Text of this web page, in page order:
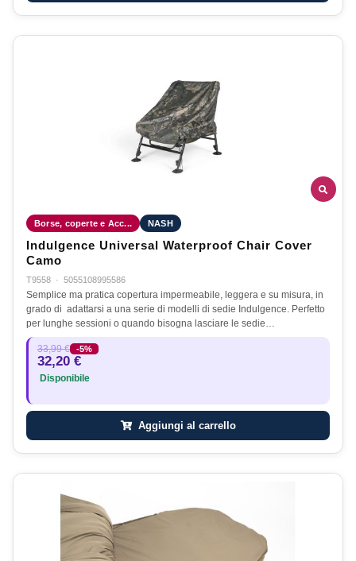
Borse, coperte e Acc... NASH
Indulgence Universal Waterproof Chair Cover
Camo
T9558 · 5055108995586
Semplice ma pratica copertura impermeabile, leggera e su misura, in
grado di adattarsi a una serie di modelli di sedie Indulgence. Perfetto
per lunghe sessioni o quando bisogna lasciare le sedie…
33,99 € -5%
32,20 €
Disponibile
Aggiungi al carrello